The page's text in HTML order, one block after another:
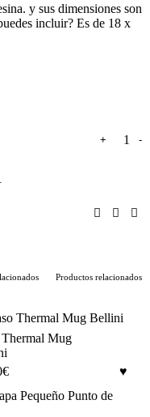
y sus dimensiones son
incluir? Es de 18 x
-
+
Productos relacionados
Thermal Mug
€